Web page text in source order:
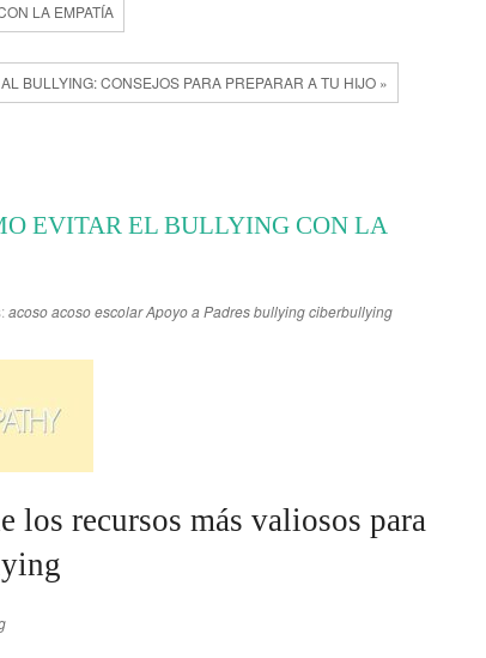
LA EMPATÍA
BULLYING: CONSEJOS PARA PREPARAR A TU HIJO »
EVITAR EL BULLYING CON LA
acosoacoso escolarApoyo a Padresbullyingciberbullying
los recursos más valiosos para